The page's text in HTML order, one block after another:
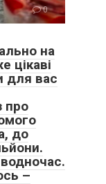
0
на
цікаві
для вас
про
до
–